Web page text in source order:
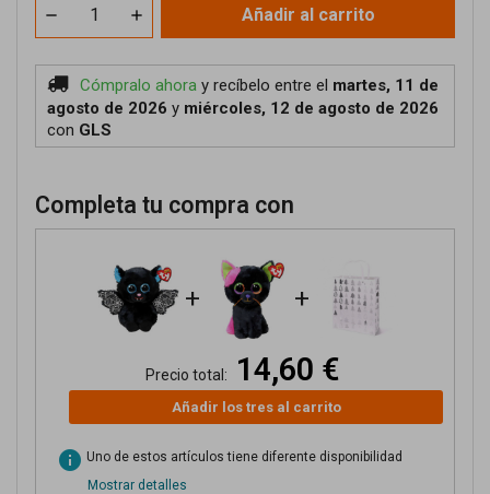
Añadir al carrito
Cómpralo ahora y recíbelo entre el martes, 11 de
agosto de 2026 y miércoles, 12 de agosto de 2026
con GLS
Completa tu compra con
+ +
Precio total: 14,60 €
Añadir los tres al carrito
info Uno de estos artículos tiene diferente disponibilidad
Mostrar detalles